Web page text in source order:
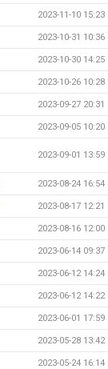
2023-11-10 15:23
2023-10-31 10:36
2023-10-30 14:25
2023-10-26 10:28
2023-09-27 20:31
2023-09-05 10:20
2023-09-01 13:59
2023-08-24 16:54
2023-08-17 12:21
2023-08-16 12:00
2023-06-14 09:37
2023-06-12 14:24
2023-06-12 14:22
2023-06-01 17:59
2023-05-28 13:42
2023-05-24 16:14